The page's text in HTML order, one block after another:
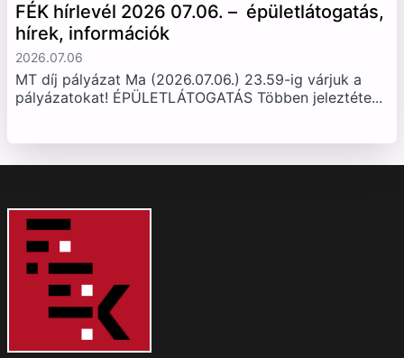
FÉK hírlevél 2026 07.06. – épületlátogatás,
hírek, információk
2026.07.06
MT díj pályázat Ma (2026.07.06.) 23.59-ig várjuk a
pályázatokat! ÉPÜLETLÁTOGATÁS Többen jeleztéte...